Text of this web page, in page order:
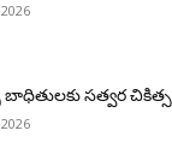
సత్వర చికిత్స